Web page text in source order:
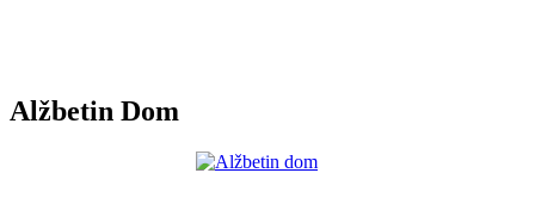
Alžbetin Dom